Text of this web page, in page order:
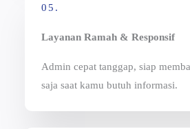
05.
Layanan Ramah & Responsif
Admin cepat tanggap, siap
saja saat kamu butuh informasi.